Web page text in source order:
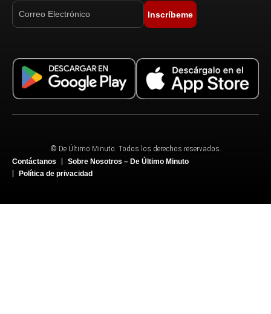
Inscríbeme
© De Último Minuto. Todos los derechos reservados.
Contáctanos
Sobre Nosotros – De Último Minuto
Política de privacidad